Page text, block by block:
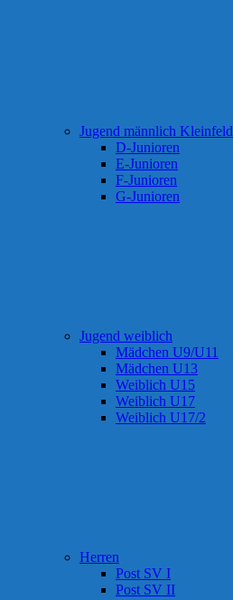
Jugend männlich Kleinfeld
D-Junioren
E-Junioren
F-Junioren
G-Junioren
Jugend weiblich
Mädchen U9/U11
Mädchen U13
Weiblich U15
Weiblich U17
Weiblich U17/2
Herren
Post SV I
Post SV II